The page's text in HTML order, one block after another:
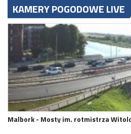
KAMERY POGODOWE LIVE
Malbork - Mosty im. rotmistrza